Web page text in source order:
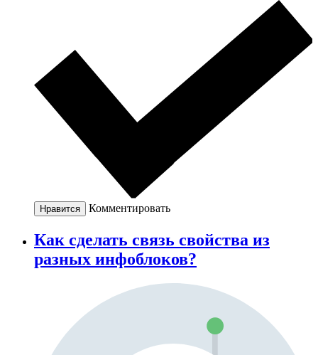
Нравится Комментировать
Как сделать связь свойства из
разных инфоблоков?